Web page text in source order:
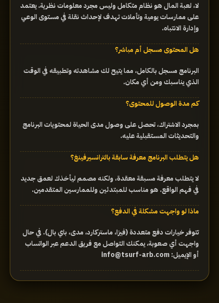
لا، لعبة المال هو نظام متكامل وليس مجرد معلومات نظرية. يعتمد
على ممارسات يومية وتأملات تهدف لإحداث نقلة في مستوى الوعي
وإدارة الانتباه.
هل المحتوى مسجل أم مباشر؟
البرنامج مسجل بالكامل، مما يتيح لك مشاهدته وتطبيقه في الوقت
الذي يناسبك ومن أي مكان.
كم مدة الوصول للمحتوى؟
بمجرد الاشتراك، تحصل على وصول مدى الحياة لمحتويات البرنامج
والتحديثات المستقبلية عليه.
هل يتطلب البرنامج معرفة سابقة بالترانسيرفينغ؟
لا يتطلب معرفة مسبقة معقدة، ولكنه مصمم ليأخذك لعمق جديد
في فهم الواقع. هو مناسب للمبتدئين وللممارسين المتقدمين.
ماذا لو واجهت مشكلة في الدفع؟
تتوفر خيارات دفع متعددة (فيزا، ماستركارد، مدى، باي بال). في حال
واجهت أي صعوبة، يمكنك التواصل مع فريق الدعم عبر الواتساب
أو الإيميل: info@tsurf-arb.com